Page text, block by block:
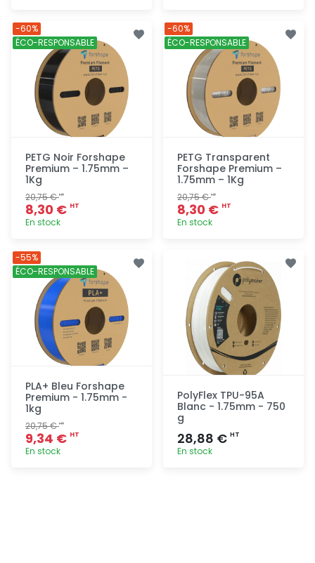
rapide
rapide
PETG Noir Forshape
Premium – 1.75mm –
1Kg
20,75 €HT
8,30 € HT
En stock
rapide
-60%
ÉCO-RESPONSABLE
PETG Transparent
Forshape Premium –
1.75mm – 1Kg
20,75 €HT
8,30 € HT
En stock
rapide
-60%
ÉCO-RESPONSABLE
PLA+ Bleu Forshape
Premium - 1.75mm -
1kg
20,75 €HT
9,34 € HT
En stock
-55%
ÉCO-RESPONSABLE
PolyFlex TPU-95A
Blanc - 1.75mm - 750
g
28,88 € HT
En stock